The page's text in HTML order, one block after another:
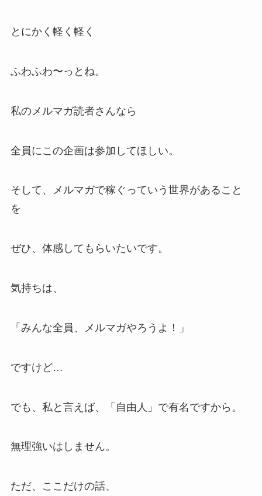
とにかく軽く軽く
ふわふわ〜っとね。
私のメルマガ読者さんなら
全員にこの企画は参加してほしい。
そして、メルマガで稼ぐっていう世界があること
を
ぜひ、体感してもらいたいです。
気持ちは、
「みんな全員、メルマガやろうよ！」
ですけど…
でも、私と言えば、「自由人」で有名ですから。
無理強いはしません。
ただ、ここだけの話、